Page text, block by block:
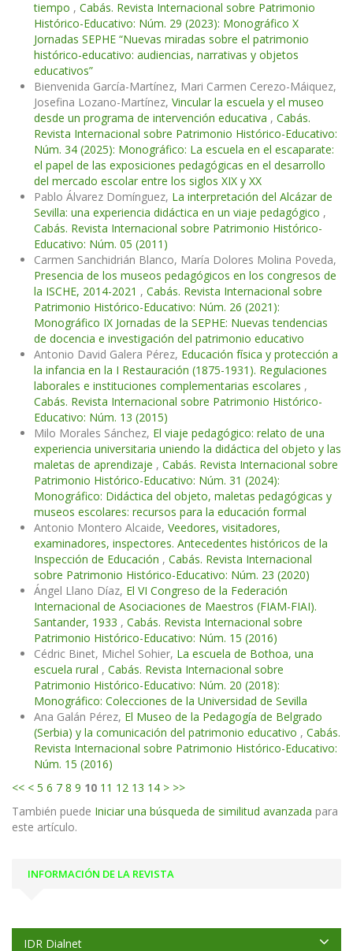
tiempo , Cabás. Revista Internacional sobre Patrimonio
Histórico-Educativo: Núm. 29 (2023): Monográfico X
Jornadas SEPHE “Nuevas miradas sobre el patrimonio
histórico-educativo: audiencias, narrativas y objetos
educativos”
Bienvenida García-Martínez, Mari Carmen Cerezo-Máiquez,
Josefina Lozano-Martínez, Vincular la escuela y el museo
desde un programa de intervención educativa , Cabás.
Revista Internacional sobre Patrimonio Histórico-Educativo:
Núm. 34 (2025): Monográfico: La escuela en el escaparate:
el papel de las exposiciones pedagógicas en el desarrollo
del mercado escolar entre los siglos XIX y XX
Pablo Álvarez Domínguez, La interpretación del Alcázar de
Sevilla: una experiencia didáctica en un viaje pedagógico ,
Cabás. Revista Internacional sobre Patrimonio Histórico-
Educativo: Núm. 05 (2011)
Carmen Sanchidrián Blanco, María Dolores Molina Poveda,
Presencia de los museos pedagógicos en los congresos de
la ISCHE, 2014-2021 , Cabás. Revista Internacional sobre
Patrimonio Histórico-Educativo: Núm. 26 (2021):
Monográfico IX Jornadas de la SEPHE: Nuevas tendencias
de docencia e investigación del patrimonio educativo
Antonio David Galera Pérez, Educación física y protección a
la infancia en la I Restauración (1875-1931). Regulaciones
laborales e instituciones complementarias escolares ,
Cabás. Revista Internacional sobre Patrimonio Histórico-
Educativo: Núm. 13 (2015)
Milo Morales Sánchez, El viaje pedagógico: relato de una
experiencia universitaria uniendo la didáctica del objeto y las
maletas de aprendizaje , Cabás. Revista Internacional sobre
Patrimonio Histórico-Educativo: Núm. 31 (2024):
Monográfico: Didáctica del objeto, maletas pedagógicas y
museos escolares: recursos para la educación formal
Antonio Montero Alcaide, Veedores, visitadores,
examinadores, inspectores. Antecedentes históricos de la
Inspección de Educación , Cabás. Revista Internacional
sobre Patrimonio Histórico-Educativo: Núm. 23 (2020)
Ángel Llano Díaz, El VI Congreso de la Federación
Internacional de Asociaciones de Maestros (FIAM-FIAI).
Santander, 1933 , Cabás. Revista Internacional sobre
Patrimonio Histórico-Educativo: Núm. 15 (2016)
Cédric Binet, Michel Sohier, La escuela de Bothoa, una
escuela rural , Cabás. Revista Internacional sobre
Patrimonio Histórico-Educativo: Núm. 20 (2018):
Monográfico: Colecciones de la Universidad de Sevilla
Ana Galán Pérez, El Museo de la Pedagogía de Belgrado
(Serbia) y la comunicación del patrimonio educativo , Cabás.
Revista Internacional sobre Patrimonio Histórico-Educativo:
Núm. 15 (2016)
<< < 5 6 7 8 9 10 11 12 13 14 > >>
También puede Iniciar una búsqueda de similitud avanzada para
este artículo.
INFORMACIÓN DE LA REVISTA
IDR Dialnet